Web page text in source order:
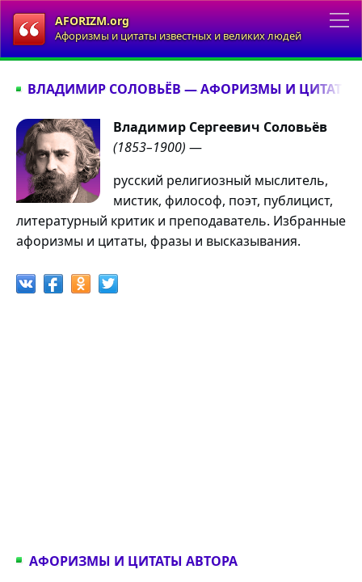
AFORIZM.org
Афоризмы и цитаты известных и великих людей
ВЛАДИМИР СОЛОВЬЁВ — АФОРИЗМЫ И ЦИТАТЫ
Владимир Сергеевич Соловьёв
(1853–1900) —
русский религиозный мыслитель,
мистик, философ, поэт, публицист,
литературный критик и преподаватель. Избранные
афоризмы и цитаты, фразы и высказывания.
АФОРИЗМЫ И ЦИТАТЫ АВТОРА